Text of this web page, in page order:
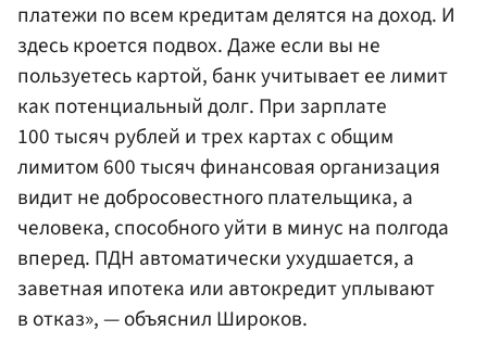
платежи по всем кредитам делятся на доход. И
здесь кроется подвох. Даже если вы не
пользуетесь картой, банк учитывает ее лимит
как потенциальный долг. При зарплате
100 тысяч рублей и трех картах с общим
лимитом 600 тысяч финансовая организация
видит не добросовестного плательщика, а
человека, способного уйти в минус на полгода
вперед. ПДН автоматически ухудшается, а
заветная ипотека или автокредит уплывают
в отказ», — объяснил Широков.